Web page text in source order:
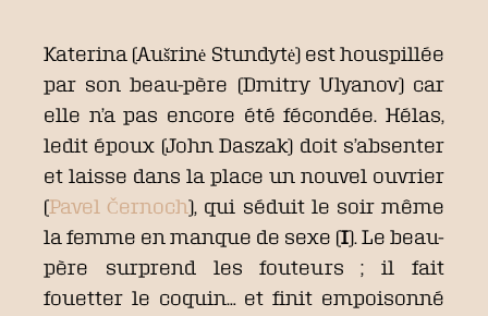
Katerina (Aušrinė Stundytė) est houspillée
par son beau-père (Dmitry Ulyanov) car
elle n’a pas encore été fécondée. Hélas,
ledit époux (John Daszak) doit s’absenter
et laisse dans la place un nouvel ouvrier
(Pavel Černoch), qui séduit le soir même
la femme en manque de sexe (I). Le beau-
père surprend les fouteurs ; il fait
fouetter le coquin… et finit empoisonné